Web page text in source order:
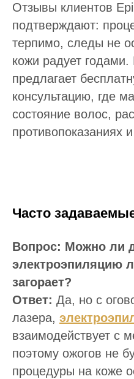
Отзывы клиентов
подтверждают:
терпимо, следы не
кожи радует годами.
предлагает
консультацию, где
состояние волос,
противопоказаниях
Часто
Вопрос: Можно ли
электроэпиляцию
загорает?
Ответ: Да, но с
лазера,
взаимодействует с
поэтому ожогов не
процедуры на коже